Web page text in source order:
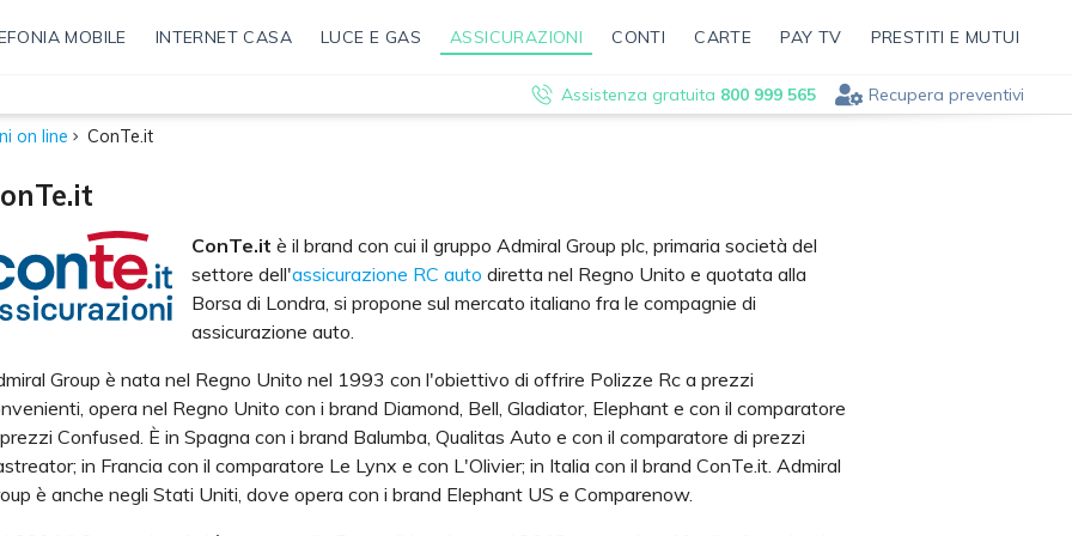
MOBILE INTERNET CASA LUCE E GAS ASSICURAZIONI CONTI CARTE PAY TV PRESTITI E MUTUI
Assistenza gratuita 800 999 565
Recupera preventivi
on line ConTe.it
ConTe.it è il brand con cui il gruppo Admiral Group plc, primaria società del
settore dell'assicurazione RC auto diretta nel Regno Unito e quotata alla
Borsa di Londra, si propone sul mercato italiano fra le compagnie di
assicurazione auto.
Group è nata nel Regno Unito nel 1993 con l'obiettivo di offrire Polizze Rc a prezzi
opera nel Regno Unito con i brand Diamond, Bell, Gladiator, Elephant e con il comparatore
Confused. È in Spagna con i brand Balumba, Qualitas Auto e con il comparatore di prezzi
in Francia con il comparatore Le Lynx e con L'Olivier; in Italia con il brand ConTe.it. Admiral
è anche negli Stati Uniti, dove opera con i brand Elephant US e Comparenow.